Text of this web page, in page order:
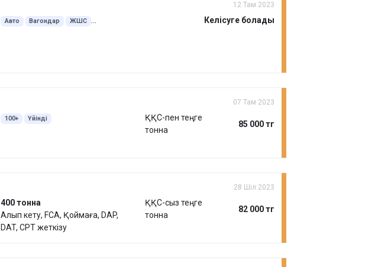
12 Там 2023
Авто Вагондар
ЖШС
Келісуге болады
07 Там 2023
100+ Үйінді
ҚҚС-пен теңге
тонна
85 000 тг
28 Шіл 2023
400 тонна
Алып кету, FCA, Қоймаға, DAP,
DAT, CPT жеткізу
ҚҚС-сыз теңге
тонна
82 000 тг